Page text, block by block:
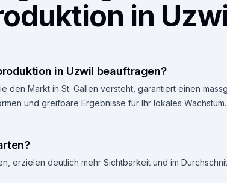
in
in Uzwil beauftragen?
den Markt in St. Gallen versteht, garantiert einen
und greifbare Ergebnisse für Ihr lokales Wachstum.
erzielen deutlich mehr Sichtbarkeit und im